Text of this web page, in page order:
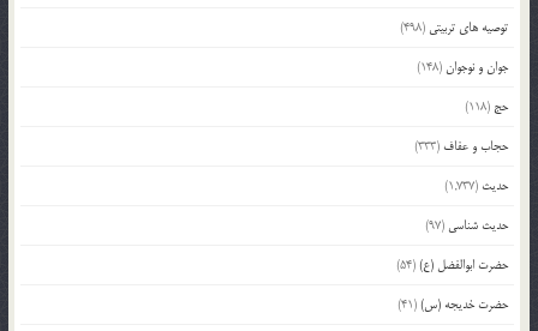
توصیه های تربیتی (498)
جوان و نوجوان(148)
حج (118)
حجاب و عفاف (333)
حدیث (1,737)
حدیث شناسی (97)
حضرت ابوالفضل (ع)(54)
حضرت خدیجه (س)(41)